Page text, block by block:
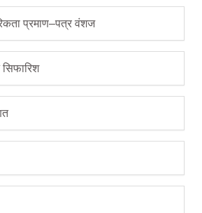
प्रमाण–पत्र वंशज